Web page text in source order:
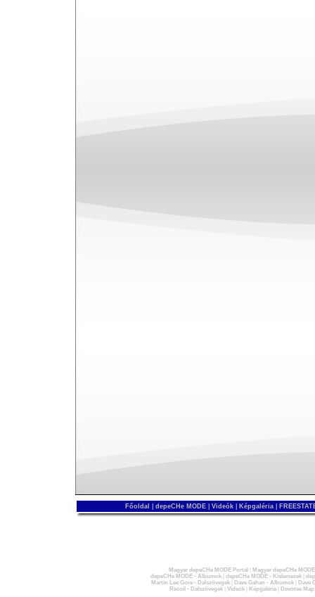
Főoldal depeCHe MODE Videók Képgaléria
Magyar depeCHe MODE Portál
Magyar depeCHe
depeCHe MODE - Albumok| depeCHe MODE - Kislemezek|
Martin Lee Gore - Dalszövegek| Dave Gahan - Albumok|
Dave
Recoil - Dalszövegek| Videók| Képgaléria| Devotee Map